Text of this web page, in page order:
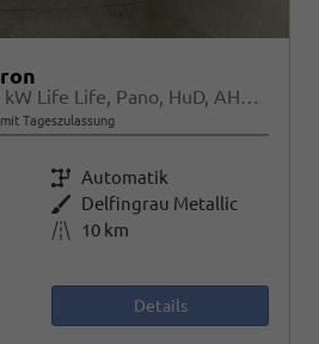
1.5 TSI eHybrid 150 kW Life Life, Pano, HuD, AHK, AreaView, Side, Navi, Winter, 5-J. Garantie
Tageszulassung
Getriebe Automatik
Außenfarbe Delfingrau Metallic
Kilometerstand
10 km
Details